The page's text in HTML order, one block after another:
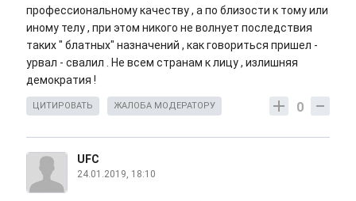
профессиональному качеству , а по близости к тому или
иному телу , при этом никого не волнует последствия
таких " блатных" назначений , как говориться пришел -
урвал - свалил . Не всем странам к лицу , излишняя
демократия !
0
ЦИТИРОВАТЬ ЖАЛОБА МОДЕРАТОРУ
UFC
24.01.2019, 18:10